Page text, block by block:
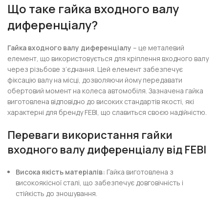
Що таке гайка входного валу
диференціалу?
Гайка входного валу диференціалу – це металевий
елемент, що використовується для кріплення входного валу
через різьбове з’єднання. Цей елемент забезпечує
фіксацію валу на місці, дозволяючи йому передавати
обертовий момент на колеса автомобіля. Зазначена гайка
виготовлена відповідно до високих стандартів якості, які
характерні для бренду FEBI, що славиться своєю надійністю.
Переваги використання гайки
входного валу диференціалу від FEBI
Висока якість матеріалів: Гайка виготовлена з
високоякісної сталі, що забезпечує довговічність і
стійкість до зношування.